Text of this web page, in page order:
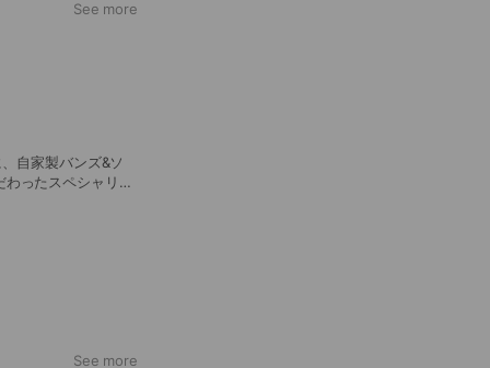
See more
自家製バンズ&ソ
ったスペシャリテ
See more